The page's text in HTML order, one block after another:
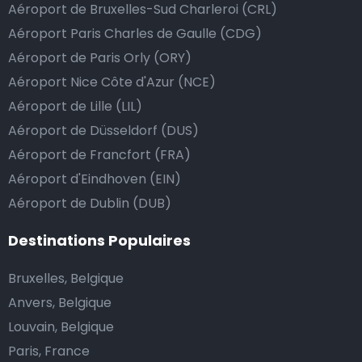
passe de la manière la plus sûre, confortable et
rapide possible. Si notre service répond ou même
dépasse vos attentes, vous avez bien sûr la possibilité
de donner un pourboire.
La manière la plus simple pour ce faire est d’arrondir
le prix de la course au montant supérieur, ou de dire
au chauffeur de ne pas rendre la monnaie après lui
avoir donné un billet plus élevé que le prix de la
course.
Paraskevi?
L’un des plus gros avantages des transports
d’aéroport proposés par Airport Taxis est un tarif fixe
Aéroport de Bruxelles-Sud Charleroi (CRL)
Aéroport Paris Charles de Gaulle (CDG)
Aéroport de Paris Orly (ORY)
Aéroport Nice Côte d'Azur (NCE)
Aéroport de Lille (LIL)
Aéroport de Düsseldorf (DUS)
Aéroport de Francfort (FRA)
Aéroport d'Eindhoven (EIN)
Aéroport de Dublin (DUB)
Destinations Populaires
Bruxelles, Belgique
Anvers, Belgique
Louvain, Belgique
Paris, France